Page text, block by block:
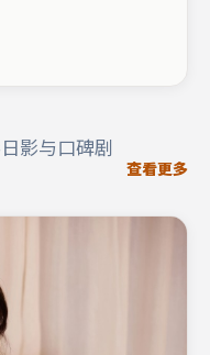
锚点，河正宇则以细
反转有度，值得列入
影与口碑剧
查看更多